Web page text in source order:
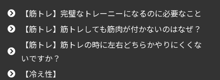
【筋トレ】完璧なトレーニーになるのに必要なこと
【筋トレ】筋トレしても筋肉が付かないのはなぜ？
【筋トレ】筋トレの時に左右どちらかやりにくくな
いですか？
【冷え性】